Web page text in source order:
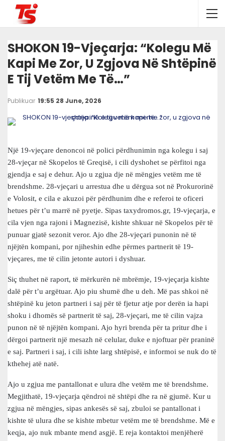
SHOKON 19-Vjeçarja: “Kolegu Më
Kapi Me Zor, U Zgjova Në Shtëpinë
E Tij Vetëm Me Të…”
Publikuar 19:55 28 June, 2026
Një 19-vjeçare denoncoi në polici përdhunimin nga kolegu i saj
28-vjeçar në Skopelos të Greqisë, i cili dyshohet se përfitoi nga
gjendja e saj e dehur. Ajo u zgjua dje në mëngjes vetëm me të
brendshme. 28-vjeçari u arrestua dhe u dërgua sot në Prokurorinë
e Volosit, e cila e akuzoi për përdhunim dhe e referoi te oficeri
hetues për t’u marrë në pyetje. Sipas taxydromos.gr, 19-vjeçarja, e
cila vjen nga rajoni i Magnezisë, kishte shkuar në Skopelos për të
punuar gjatë sezonit veror. Ajo dhe 28-vjeçari punonin në të
njëjtën kompani, por njiheshin edhe përmes partnerit të 19-
vjeçares, me të cilin jetonte autori i dyshuar.
Siç thuhet në raport, të mërkurën në mbrëmje, 19-vjeçarja kishte
dalë për t’u argëtuar. Ajo piu shumë dhe u deh. Më pas shkoi në
shtëpinë ku jeton partneri i saj për të fjetur atje por derën ia hapi
shoku i dhomës së partnerit të saj, 28-vjeçari, me të cilin vajza
punon në të njëjtën kompani. Ajo hyri brenda për ta pritur dhe i
dërgoi partnerit një mesazh në celular, duke e njoftuar për praninë
e saj. Partneri i saj, i cili ishte larg shtëpisë, e informoi se nuk do të
kthehej atë natë.
Ajo u zgjua me pantallonat e ulura dhe vetëm me të brendshme.
Megjithatë, 19-vjeçarja qëndroi në shtëpi dhe ra në gjumë. Kur u
zgjua në mëngjes, sipas ankesës së saj, zbuloi se pantallonat i
kishte të ulura dhe se kishte mbetur vetëm me të brendshme. Më e
keqja, ajo nuk mbante mend asgjë. E reja kontaktoi menjëherë